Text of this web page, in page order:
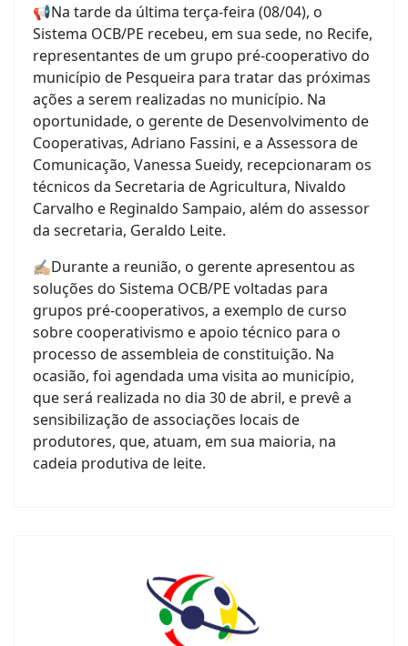
📢Na tarde da última terça-feira (08/04), o
Sistema OCB/PE recebeu, em sua sede, no Recife,
representantes de um grupo pré-cooperativo do
município de Pesqueira para tratar das próximas
ações a serem realizadas no município. Na
oportunidade, o gerente de Desenvolvimento de
Cooperativas, Adriano Fassini, e a Assessora de
Comunicação, Vanessa Sueidy, recepcionaram os
técnicos da Secretaria de Agricultura, Nivaldo
Carvalho e Reginaldo Sampaio, além do assessor
da secretaria, Geraldo Leite.
✍🏼Durante a reunião, o gerente apresentou as
soluções do Sistema OCB/PE voltadas para
grupos pré-cooperativos, a exemplo de curso
sobre cooperativismo e apoio técnico para o
processo de assembleia de constituição. Na
ocasião, foi agendada uma visita ao município,
que será realizada no dia 30 de abril, e prevê a
sensibilização de associações locais de
produtores, que, atuam, em sua maioria, na
cadeia produtiva de leite.